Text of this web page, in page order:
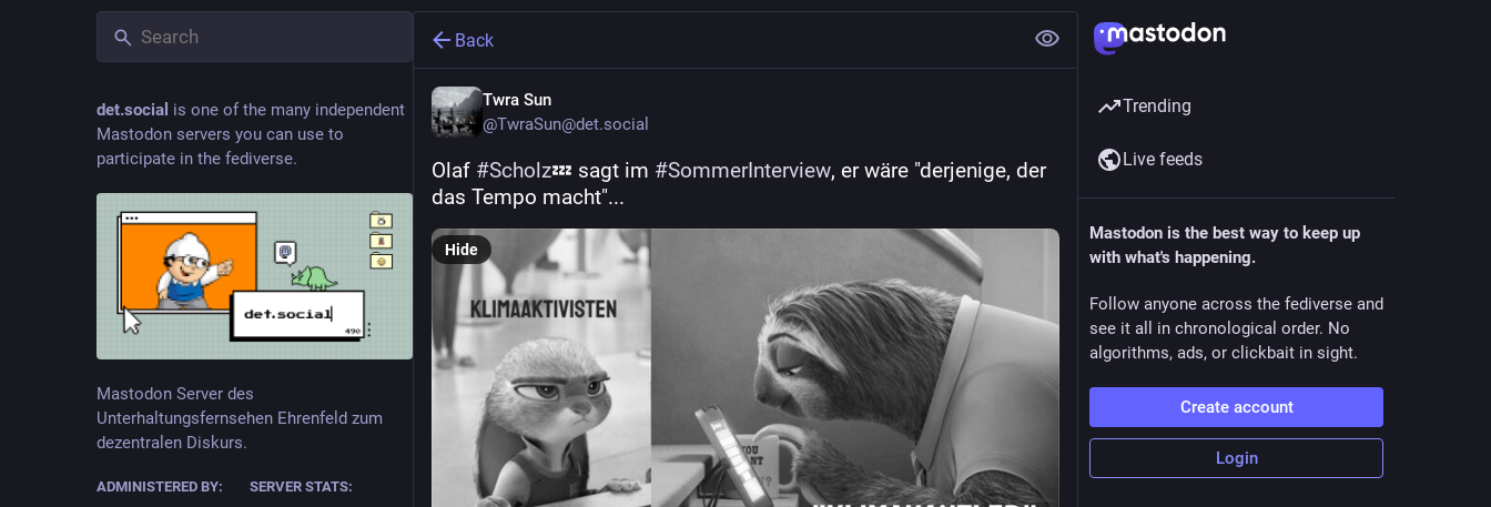
det.social is one of the many independent
Mastodon servers you can use to
participate in the fediverse.
Mastodon Server des
Unterhaltungsfernsehen Ehrenfeld zum
dezentralen Diskurs.
ADMINISTERED BY: SERVER STATS:
Back
Twra Sun
@TwraSun@det.social
Olaf #Scholz💤 sagt im #SommerInterview, er wäre "derjenige, der
das Tempo macht"...
Hide
Trending
Live feeds
Mastodon is the best way to keep up
with what's happening.
Follow anyone across the fediverse and
see it all in chronological order. No
algorithms, ads, or clickbait in sight.
Create account
Login